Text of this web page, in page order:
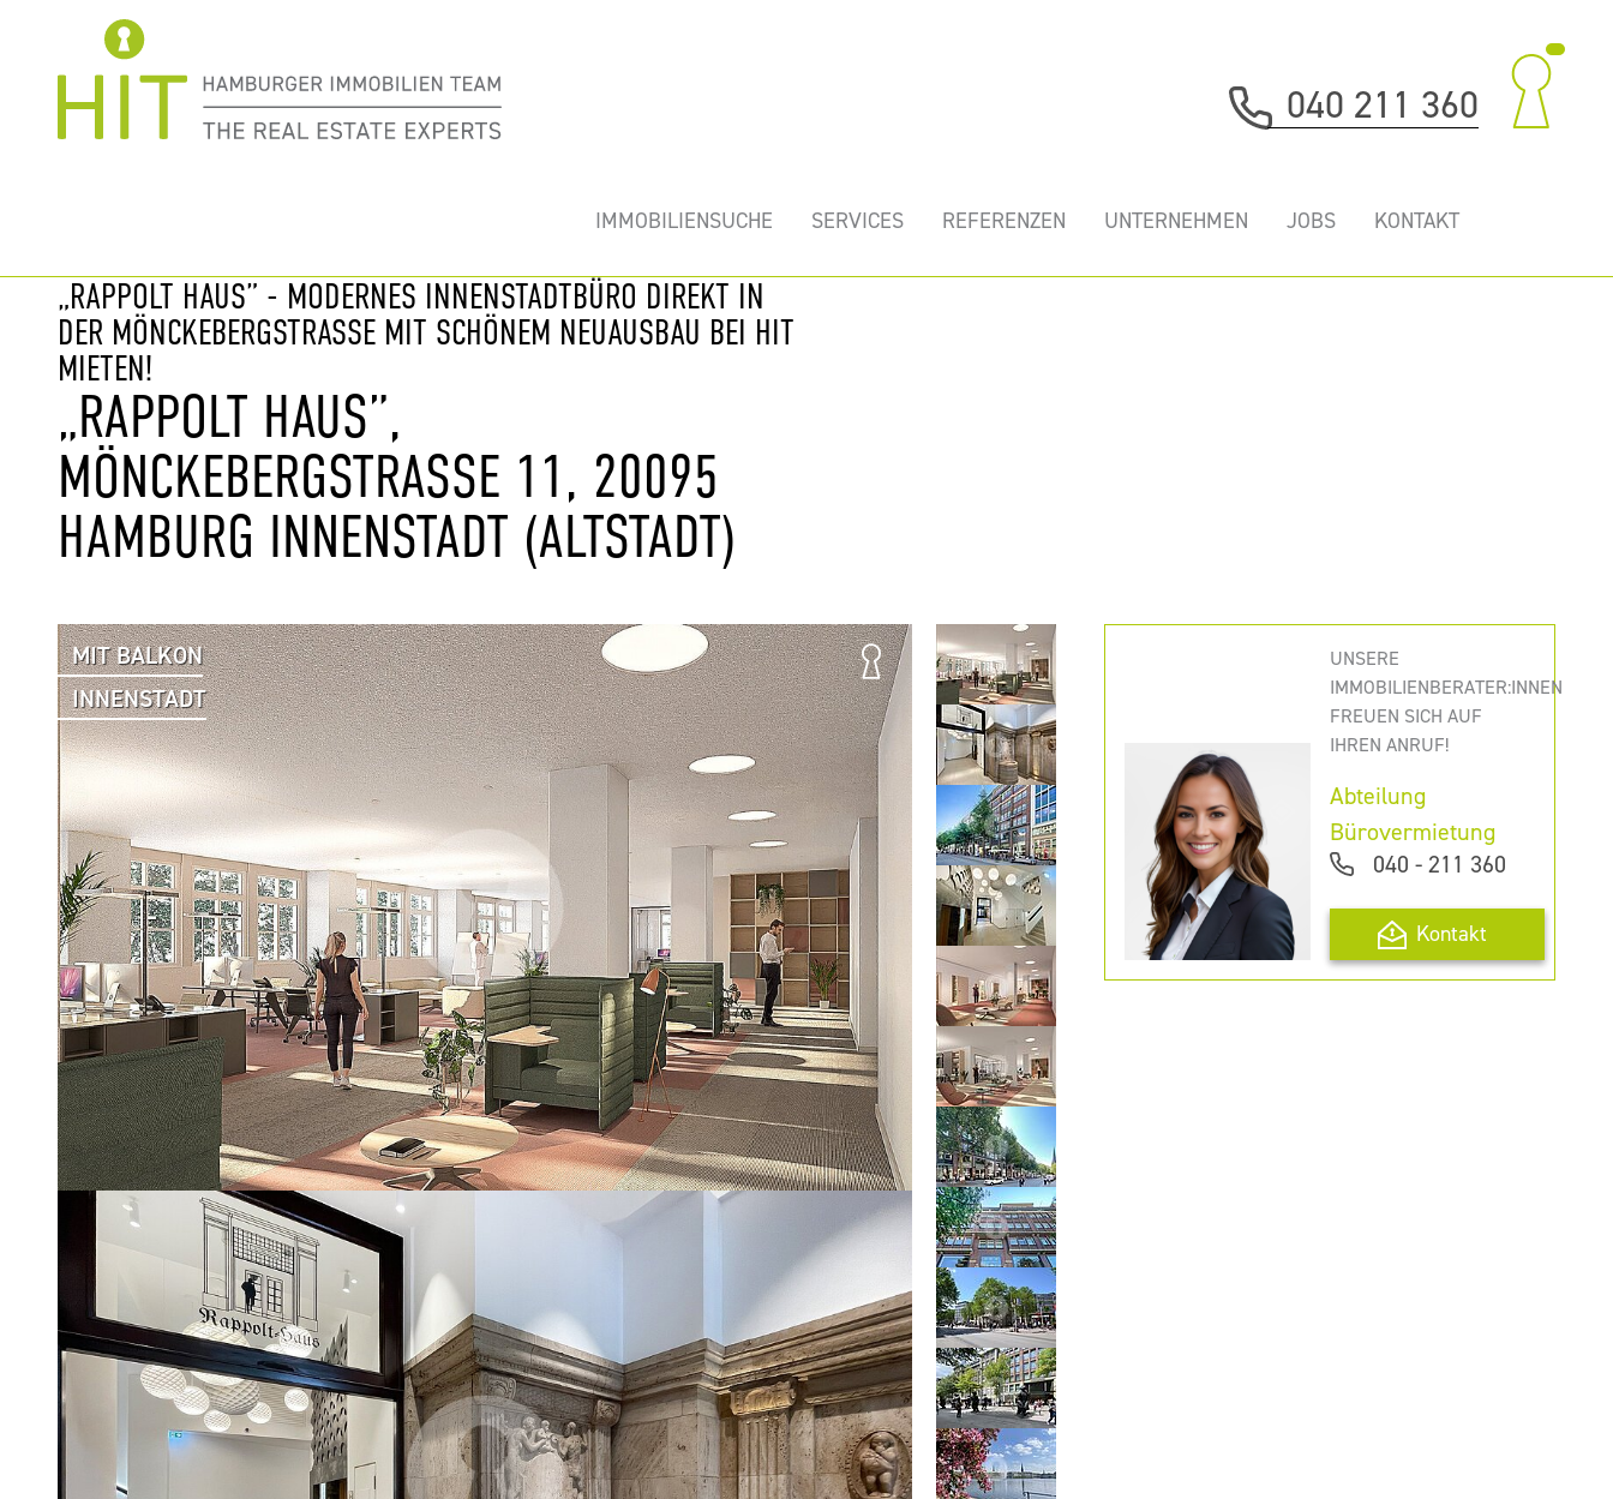
040 211 360
IMMOBILIENSUCHE SERVICES REFERENZEN UNTERNEHMEN JOBS KONTAKT
„RAPPOLT HAUS” - MODERNES INNENSTADTBÜRO DIREKT IN
DER MÖNCKEBERGSTRASSE MIT SCHÖNEM NEUAUSBAU BEI HIT
MIETEN!
„RAPPOLT HAUS”,
MÖNCKEBERGSTRASSE 11, 20095 H
AMBURG INNENSTADT (ALTSTADT)
MIT BALKON
INNENSTADT
UNSERE
IMMOBILIENBERATER:INNEN
FREUEN SICH AUF
IHREN ANRUF!
Abteilung
Bürovermietung
040 - 211 360
Kontakt